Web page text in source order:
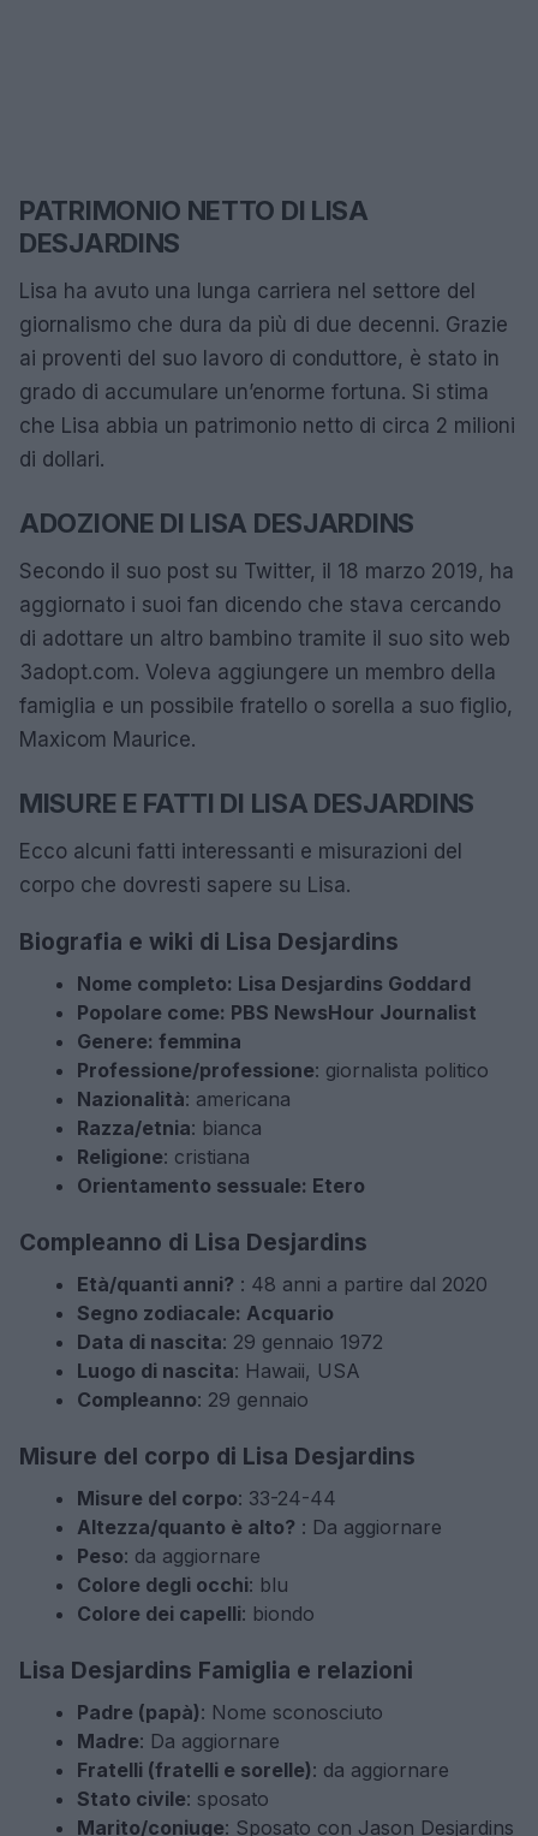
PATRIMONIO NETTO DI LISA
DESJARDINS
Lisa ha avuto una lunga carriera nel settore del
giornalismo che dura da più di due decenni. Grazie
ai proventi del suo lavoro di conduttore, è stato in
grado di accumulare un’enorme fortuna. Si stima
che Lisa abbia un patrimonio netto di circa 2 milioni
di dollari.
ADOZIONE DI LISA DESJARDINS
Secondo il suo post su Twitter, il 18 marzo 2019, ha
aggiornato i suoi fan dicendo che stava cercando
di adottare un altro bambino tramite il suo sito web
3adopt.com. Voleva aggiungere un membro della
famiglia e un possibile fratello o sorella a suo figlio,
Maxicom Maurice.
MISURE E FATTI DI LISA DESJARDINS
Ecco alcuni fatti interessanti e misurazioni del
corpo che dovresti sapere su Lisa.
Biografia e wiki di Lisa Desjardins
Nome completo: Lisa Desjardins Goddard
Popolare come: PBS NewsHour Journalist
Genere: femmina
Professione/professione: giornalista politico
Nazionalità: americana
Razza/etnia: bianca
Religione: cristiana
Orientamento sessuale: Etero
Compleanno di Lisa Desjardins
Età/quanti anni? : 48 anni a partire dal 2020
Segno zodiacale: Acquario
Data di nascita: 29 gennaio 1972
Luogo di nascita: Hawaii, USA
Compleanno: 29 gennaio
Misure del corpo di Lisa Desjardins
Misure del corpo: 33-24-44
Altezza/quanto è alto? : Da aggiornare
Peso: da aggiornare
Colore degli occhi: blu
Colore dei capelli: biondo
Lisa Desjardins Famiglia e relazioni
Padre (papà): Nome sconosciuto
Madre: Da aggiornare
Fratelli (fratelli e sorelle): da aggiornare
Stato civile: sposato
Marito/coniuge: Sposato con Jason Desjardins